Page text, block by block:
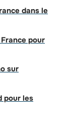
dans le
pour
sur
pour les